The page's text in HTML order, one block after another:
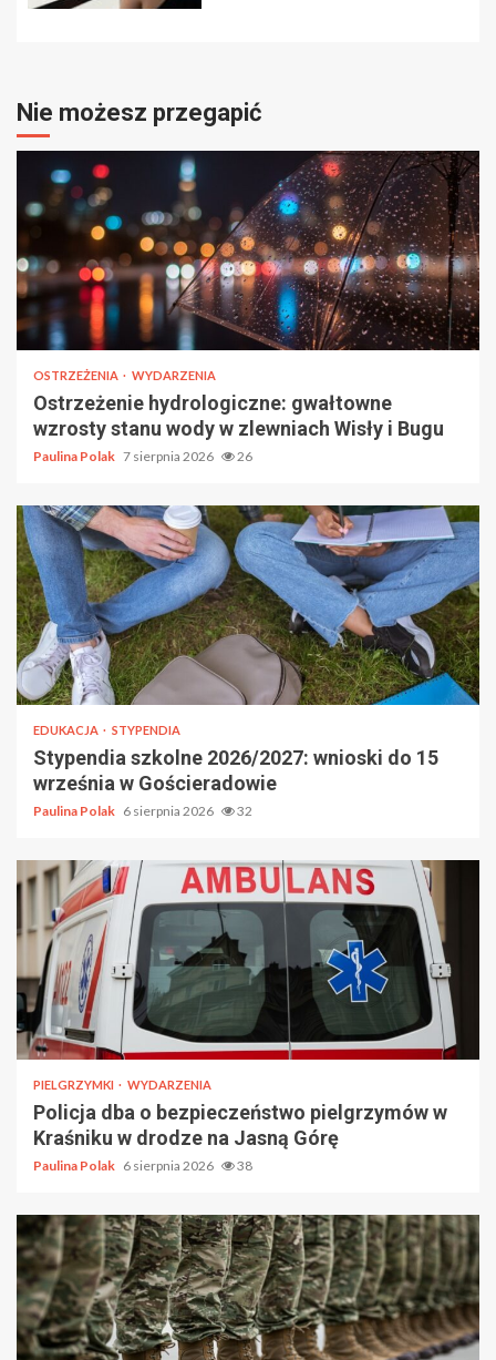
Nie możesz przegapić
OSTRZEŻENIA WYDARZENIA
Ostrzeżenie hydrologiczne: gwałtowne
wzrosty stanu wody w zlewniach Wisły i Bugu
Paulina Polak 7 sierpnia 2026 26
EDUKACJA STYPENDIA
Stypendia szkolne 2026/2027: wnioski do 15
września w Gościeradowie
Paulina Polak 6 sierpnia 2026 32
PIELGRZYMKI WYDARZENIA
Policja dba o bezpieczeństwo pielgrzymów w
Kraśniku w drodze na Jasną Górę
Paulina Polak 6 sierpnia 2026 38